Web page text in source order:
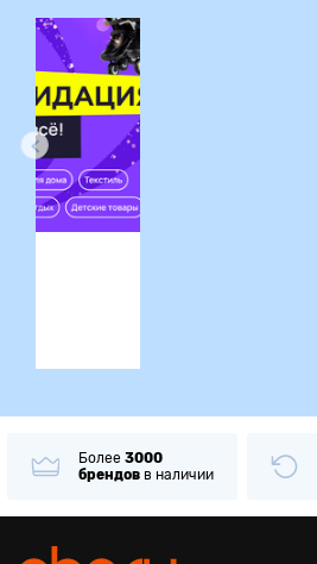
Более 3000
брендов в наличии